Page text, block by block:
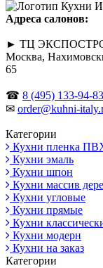
Адреса салонов:
► ТЦ
Москва,
65
☎ 8 (495) 133-94-83
✉ order@kuhni-
Категории
Кухни пленка
Кухни эмаль
Кухни шпон
Кухни массив
Кухни угловые
Кухни прямые
Кухни
Кухни модерн
Кухни на заказ
Категории